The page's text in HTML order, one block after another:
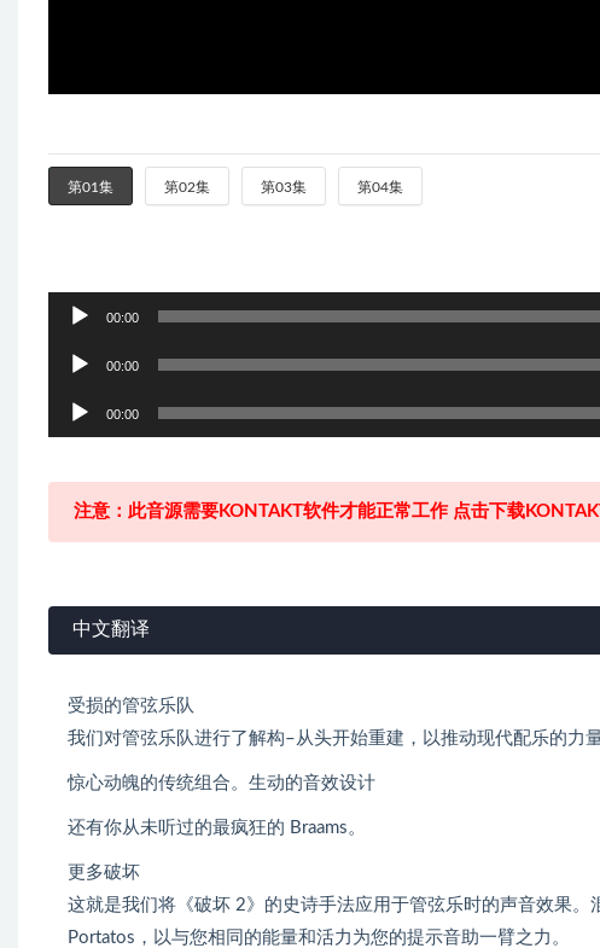
第01集 第02集 第03集 第04集
00:00
放
00:00
放
00:00
注意：此音源需要KONTAKT软件才能正常工作 点击下载
中文翻译
受损的管弦乐队
我们对管弦乐队进行了解构–从头开始重建，以推动现代配乐的力
惊心动魄的传统组合。生动的音效设计
还有你从未听过的最疯狂的 Braams。
更多破坏
这就是我们将《破坏 2》的史诗手法应用于管弦乐时的声音效果
Portatos，以与您相同的能量和活力为您的提示音助一臂之力。